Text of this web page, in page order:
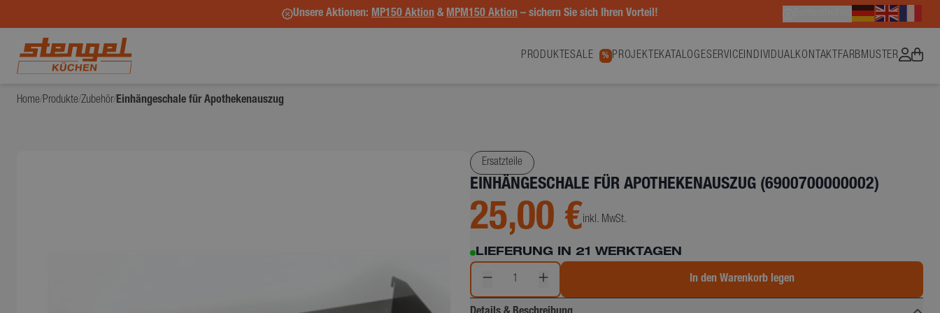
Unsere Aktionen: MP150 Aktion & MPM150 Aktion – sichern Sie sich Ihren Vorteil!
PRODUKTESALE % PROJEKTEKATALOGESERVICEINDIVIDUALKONTAKT FARBMUSTER
Home/Produkte/Zubehör/Einhängeschale für Apothekenauszug
Ersatzteile
EINHÄNGESCHALE FÜR APOTHEKENAUSZUG (6900700000002)
25,00 €inkl. MwSt.
LIEFERUNG IN 21 WERKTAGEN
1 In den Warenkorb legen